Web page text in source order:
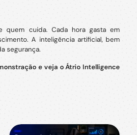
quem cuida. Cada hora gasta em
A inteligência artificial, bem
segurança.
e veja o Átrio Intelligence